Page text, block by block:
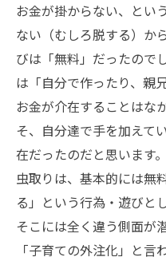
お金が掛からない、とい
ない（むしろ脱する）か
びは「無料」だったので
は「自分で作ったり、親
お金が介在することはな
そ、自分達で手を加えて
在だったのだと思います。
虫取りは、基本的には無
る」という行為・遊びと
そこには全く違う側面が
「子育ての外注化」と